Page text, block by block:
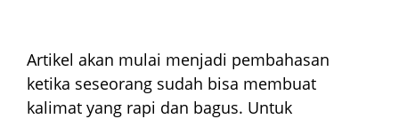
Artikel akan mulai menjadi pembahasan
ketika seseorang sudah bisa membuat
kalimat yang rapi dan bagus. Untuk